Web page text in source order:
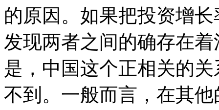
的原因。如果把投资增
发现两者之间的确存在
是，中国这个正相关的
不到。一般而言，在其